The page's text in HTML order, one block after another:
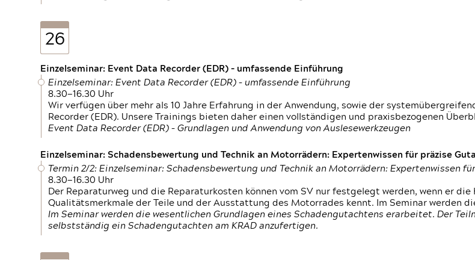
26
Einzelseminar: Event Data Recorder (EDR) – umfassende Einführung
Einzelseminar: Event Data Recorder (EDR) – umfassende Einführung
8.30—16.30 Uhr
Wir verfügen über mehr als 10 Jahre Erfahrung in der Anwendung, sowie der
Recorder (EDR). Unsere Trainings bieten daher einen vollständigen und praxisbezogenen
Event Data Recorder (EDR) – Grundlagen und Anwendung von Auslesewerkzeugen
Einzelseminar: Schadensbewertung und Technik an Motorrädern: Expertenwissen für präzise
Termin 2/2: Einzelseminar: Schadensbewertung und Technik an Motorrädern: Expertenwissen
8.30—16.30 Uhr
Der Reparaturweg und die Reparaturkosten können vom SV nur festgelegt werden, wenn er
Qualitätsmerkmale der Teile und der Ausstattung des Motorrades kennt. Im Seminar werden
Im Seminar werden die wesentlichen Grundlagen eines Schadengutachtens erarbeitet. Der
selbstständig ein Schadengutachten am KRAD anzufertigen.